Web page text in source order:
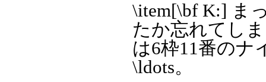
\item[\bf K:] ま
たか忘れてし
は6枠11番のナ
\ldots。